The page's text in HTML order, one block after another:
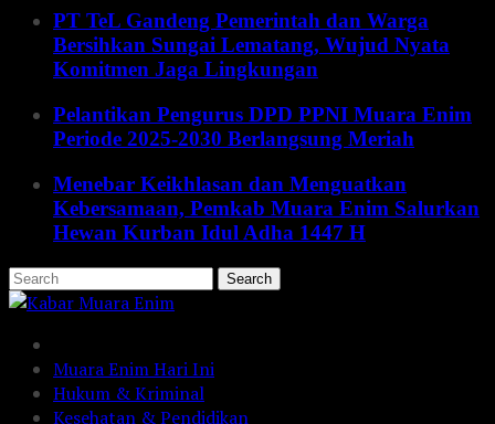
PT TeL Gandeng Pemerintah dan Warga
Bersihkan Sungai Lematang, Wujud Nyata
Komitmen Jaga Lingkungan
Pelantikan Pengurus DPD PPNI Muara Enim
Periode 2025-2030 Berlangsung Meriah
Menebar Keikhlasan dan Menguatkan
Kebersamaan, Pemkab Muara Enim Salurkan
Hewan Kurban Idul Adha 1447 H
Muara Enim Hari Ini
Hukum & Kriminal
Kesehatan & Pendidikan